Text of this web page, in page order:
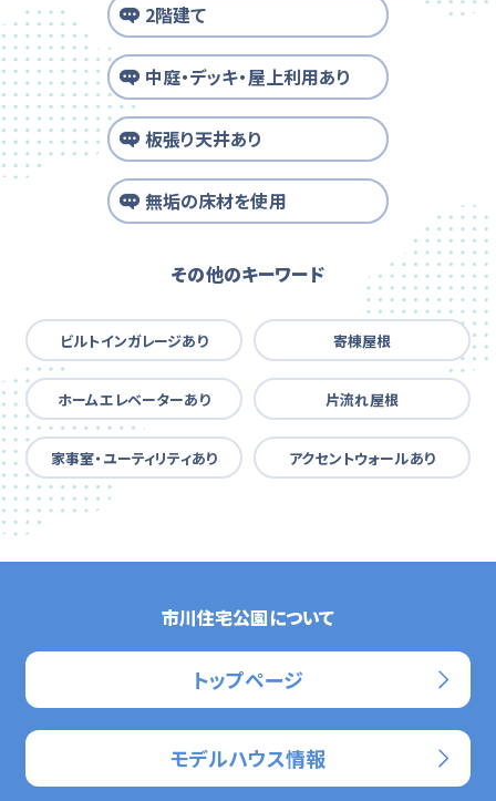
2階建て
中庭・デッキ・屋上利用あり
板張り天井あり
無垢の床材を使用
その他のキーワード
ビルトインガレージあり 寄棟屋根
ホームエレベーターあり 片流れ屋根
家事室・ユーティリティあり アクセントウォールあり
市川住宅公園について
トップページ
モデルハウス情報